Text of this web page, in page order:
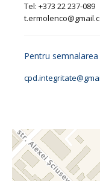
Tel: +373 22 237-089
Pentru